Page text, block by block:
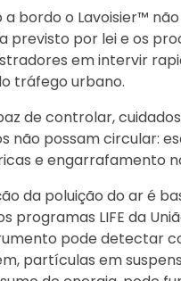
a bordo o Lavoisier™
previsto por lei e os
em intervir
tráfego urbano.
de controlar,
não possam circular:
e engarrafamento
da poluição do ar é
programas LIFE da
pode detectar
partículas em